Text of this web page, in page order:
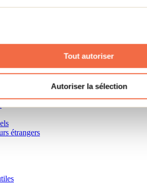
Tout autoriser
Autoriser la sélection
vous êtes comme moi, vous avez planifié
d’activités et, maintenant que le mois
épuisés. Il est grand temps de raviver
à vous! C’est...
étrangers